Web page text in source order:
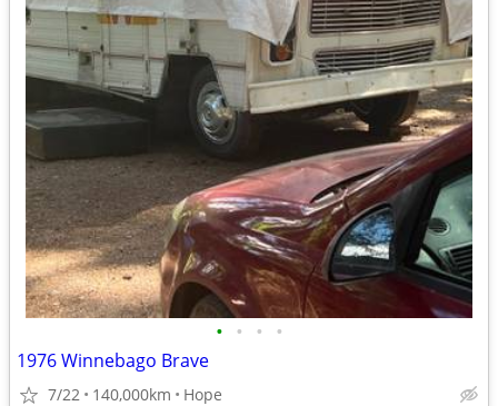
• • • •
1976 Winnebago Brave
7/22 140,000km Hope